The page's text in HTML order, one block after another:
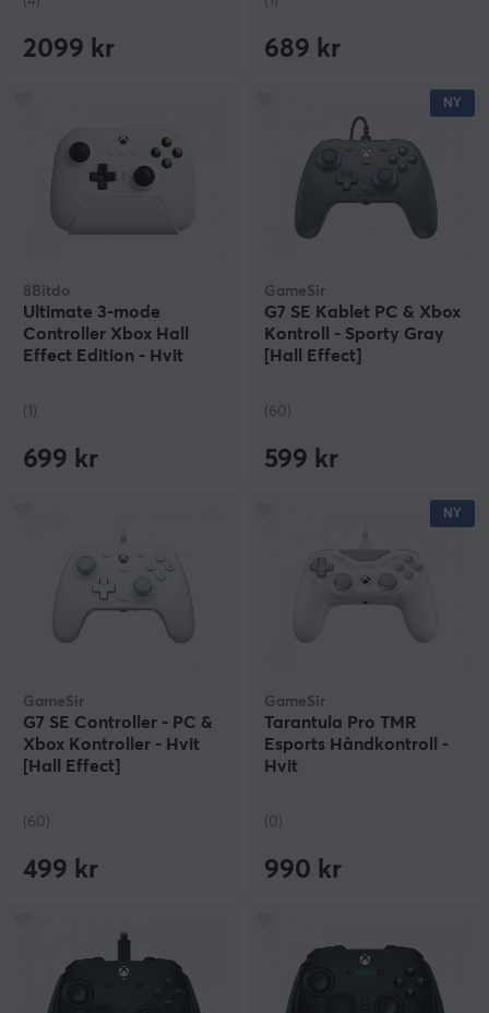
2099 kr 689 kr
8Bitdo
Ultimate 3-mode
Controller Xbox Hall
Effect Edition - Hvit
(1)
699 kr
NY
GameSir
G7 SE Kablet PC & Xbox
Kontroll - Sporty Gray
[Hall Effect]
(60)
599 kr
GameSir
G7 SE Controller - PC &
Xbox Kontroller - Hvit
[Hall Effect]
(60)
499 kr
NY
GameSir
Tarantula Pro TMR
Esports Håndkontroll -
Hvit
(0)
990 kr